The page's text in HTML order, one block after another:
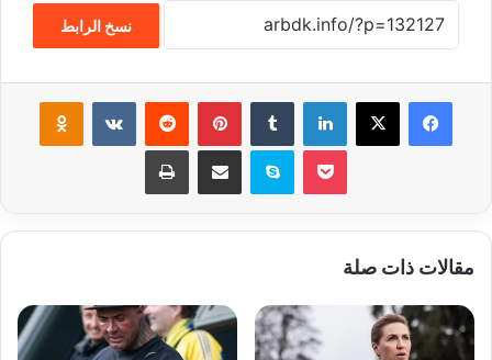
نسخ الرابط
فيسبوك لينكدإن بينتيريست
سكايب
مقالات ذات صلة